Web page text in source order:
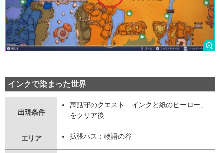
インクで染まった世界
出現条件
萬話守のクエスト「インクと紙のヒーロー」
をクリア後
エリア 拡張パス：物語の谷